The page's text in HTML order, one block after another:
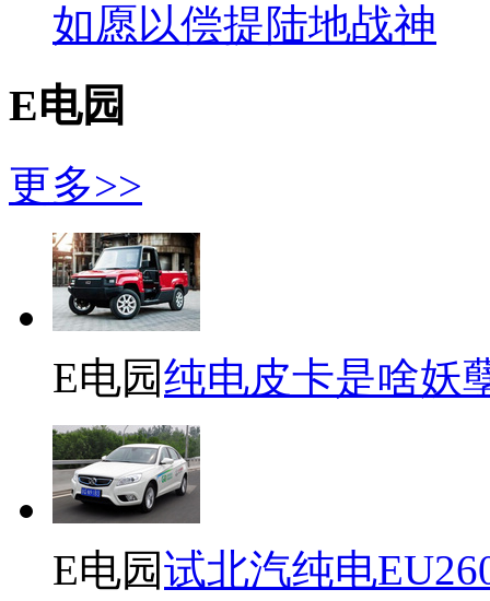
如愿以偿提陆地战神
E电园
更多>>
E电园纯电皮卡是啥妖
E电园试北汽纯电